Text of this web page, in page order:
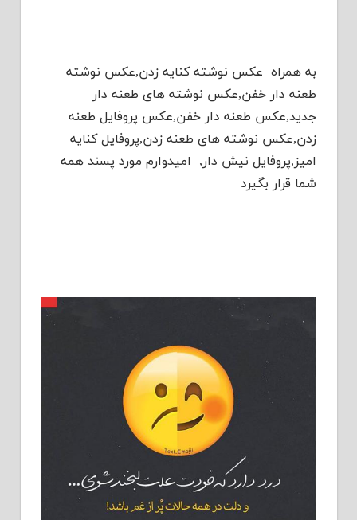
به همراه عکس نوشته کنایه زدن,عکس نوشته
طعنه دار خفن,عکس نوشته های طعنه دار
جدید,عکس طعنه دار خفن,عکس پروفایل طعنه
زدن,عکس نوشته های طعنه زدن,پروفایل کنایه
امیز,پروفایل نیش دار, امیدوارم مورد پسند همه
شما قرار بگیرد